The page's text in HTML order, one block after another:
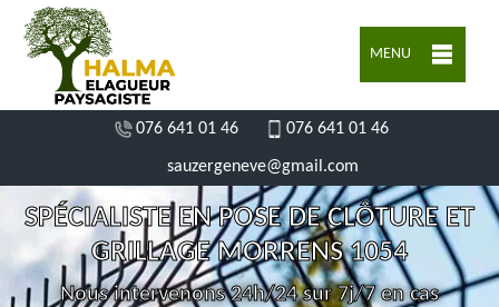
MENU
076 641 01 46 076 641 01 46
sauzergeneve@gmail.com
SPÉCIALISTE EN POSE DE CLÔTURE ET
GRILLAGE MORRENS 1054
Nous intervenons 24h/24 sur 7j/7 en cas